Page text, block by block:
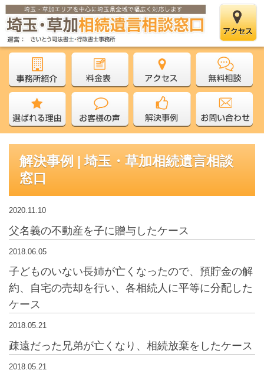
解決事例 | 埼玉・草加相続遺言相談
窓口
2020.11.10
父名義の不動産を子に贈与したケース
2018.06.05
子どものいない長姉が亡くなったので、預貯金の解
約、自宅の売却を行い、各相続人に平等に分配した
ケース
2018.05.21
疎遠だった兄弟が亡くなり、相続放棄をしたケース
2018.05.21